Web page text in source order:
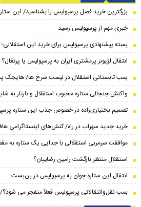
بزرگترین خرید فصل پرسپولیس را بشناسید/ این
خبری مهم از پرسپولیس رسید
بسته پیشنهادی پرسپولیس برای خرید این
انتقال لژیونر پرمشتری ایران به پرسپولیس یا
بمب تابستانی استقلال در لیست سرخ ها/ هایجک
واکنش جنجالی ستاره محبوب استقلال و تارتار به
تصمیم بختیاری‌زاده در خصوص جذب این ستاره
خرید جدید سهراب در راه/ کنش‌های اینستاگرامی
موافقت سرمربی استقلالی با جدایی یک ستاره به
استقلال منتظر بازگشت رامین رضاییان؟
انتقال این ستاره جوان به پرسپولیس در بن‌بست
بمب نقل‌وانتقالاتی پرسپولیس فعلاً منفجر می شود؟/